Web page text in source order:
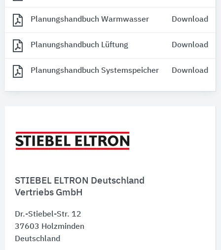
STIEBEL ELTRON Deutschland
Vertriebs GmbH
Dr.-Stiebel-Str. 12
37603 Holzminden
Deutschland
Planungshandbuch Warmwasser Download
Planungshandbuch Lüftung Download
Planungshandbuch Systemspeicher Download